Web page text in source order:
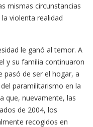
mismas circunstancias
violenta realidad
le ganó al temor. A
y su familia continuaron
pasó de ser el hogar, a
paramilitarismo en la
que, nuevamente, las
de 2004, los
recogidos en